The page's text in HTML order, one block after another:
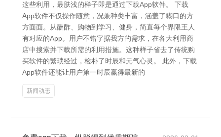
这些利用，最肤浅的样子即是通过下载App软件。 下载
App软件不仅操作随意，况兼种类丰富，涵盖了糊口的方
方面面。从酬酢、购物到学习、健身，简直每个界限王人
有对应的App。用户不错字据我方的需求，在各大利用商
店中搜索并下载所需的利用措施。这种样子省去了传统购
买软件的繁琐经过，检朴了时辰和元气心灵。 此外，下载
App软件还能让用户第一时辰赢得最新的
新闻动态